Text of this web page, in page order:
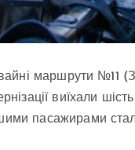
маршрути №11
виїхали
пасажирами